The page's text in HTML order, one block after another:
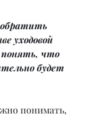
уходовой
что
будет
понимать,